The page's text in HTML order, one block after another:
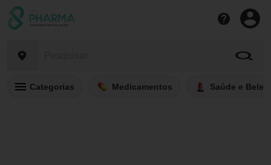
Categorias Medicamentos Saúde e